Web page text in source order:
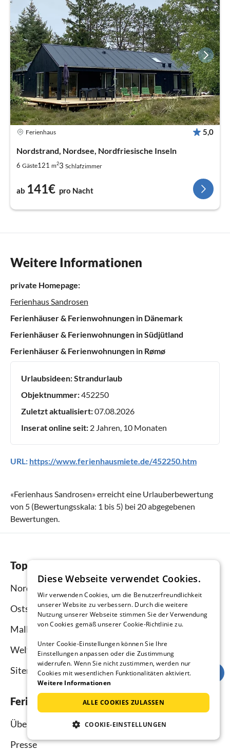
Ferienhaus 5,0
Nordstrand, Nordsee, Nordfriesische Inseln
6 Gäste121 m23 Schlafzimmer
ab 141€ pro Nacht
Weitere Informationen
private Homepage:
Ferienhaus Sandrosen
Ferienhäuser & Ferienwohnungen in Dänemark
Ferienhäuser & Ferienwohnungen in Südjütland
Ferienhäuser & Ferienwohnungen in Rømø
Urlaubsideen:Strandurlaub
Objektnummer:452250
Zuletzt aktualisiert:07.08.2026
Inserat online seit: 2 Jahren, 10 Monaten
URL: https://www.ferienhausmiete.de/452250.htm
«Ferienhaus Sandrosen» erreicht eine Urlauberbewertung
von 5 (Bewertungsskala: 1 bis 5) bei 20abgegebenen
Bewertungen.
Top-Regionen
Nordsee
Ostsee
Mallorca
Weltweit
Sitemap
Ferienhausmiete.de
Über uns
Presse
Diese Webseite verwendet Cookies.
Wir verwenden Cookies, um die Benutzerfreundlichkeit
unserer Website zu verbessern. Durch die weitere
Nutzung unserer Webseite stimmen Sie der Verwendung
von Cookies gemäß unserer Cookie-Richtlinie zu.
Unter Cookie-Einstellungen können Sie Ihre
Einstellungen anpassen oder die Zustimmung
widerrufen. Wenn Sie nicht zustimmen, werden nur
Cookies mit wesentlichen Funktionalitäten aktiviert.
Weitere Informationen
ALLE COOKIES ZULASSEN
COOKIE-EINSTELLUNGEN